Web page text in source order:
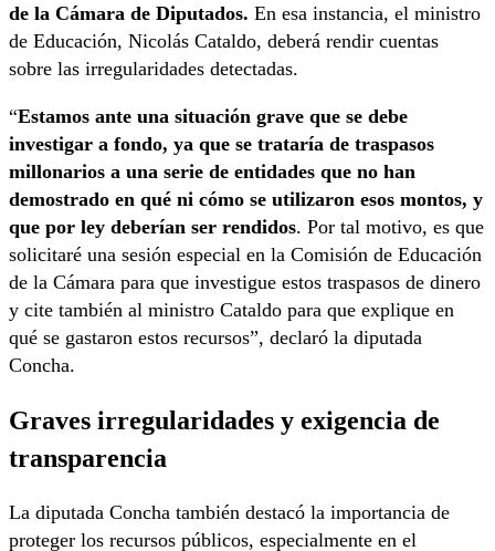
de la Cámara de Diputados. En esa instancia, el ministro
de Educación, Nicolás Cataldo, deberá rendir cuentas
sobre las irregularidades detectadas.
“Estamos ante una situación grave que se debe
investigar a fondo, ya que se trataría de traspasos
millonarios a una serie de entidades que no han
demostrado en qué ni cómo se utilizaron esos montos, y
que por ley deberían ser rendidos. Por tal motivo, es que
solicitaré una sesión especial en la Comisión de Educación
de la Cámara para que investigue estos traspasos de dinero
y cite también al ministro Cataldo para que explique en
qué se gastaron estos recursos”, declaró la diputada
Concha.
Graves irregularidades y exigencia de
transparencia
La diputada Concha también destacó la importancia de
proteger los recursos públicos, especialmente en el